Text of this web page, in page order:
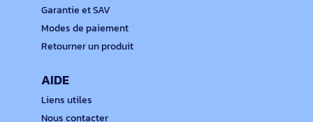
Garantie et SAV
Modes de paiement
Retourner un produit
AIDE
Liens utiles
Nous contacter